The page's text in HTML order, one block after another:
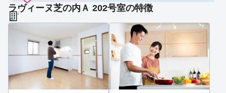
ラヴィーヌ芝の内Ａ 202号室の特徴